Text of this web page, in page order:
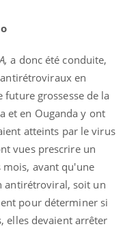
a donc été conduite,
en
grossesse de la
et en Ouganda y ont
atteints par le virus
vues prescrire un
avant qu'une
antirétroviral, soit un
pour déterminer si
elles devaient arrêter